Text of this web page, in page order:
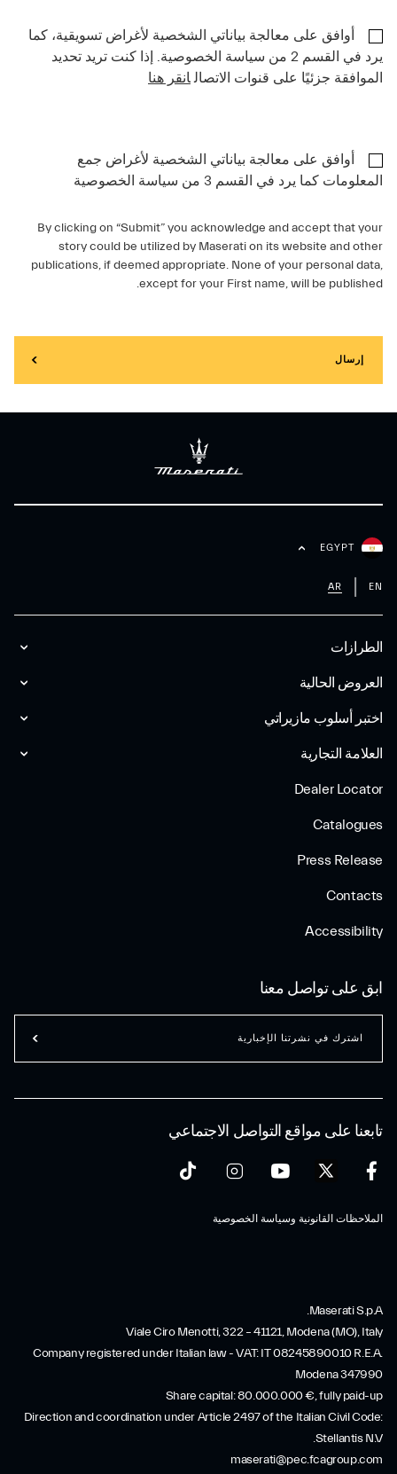
أوافق على معالجة بياناتي الشخصية لأغراض تسويقية، كما
يرد في القسم 2 من سياسة الخصوصية. إذا كنت تريد تحديد
الموافقة جزئيًا على قنوات الاتصال انقر هنا
أوافق على معالجة بياناتي الشخصية لأغراض جمع
المعلومات كما يرد في القسم 3 من سياسة الخصوصية
By clicking on “Submit” you acknowledge and accept that your
story could be utilized by Maserati on its website and other
publications, if deemed appropriate. None of your personal data,
except for your First name, will be published.
إرسال
الطرازات
العروض الحالية
اختبر أسلوب مازیراتي
العلامة التجارية
Dealer Locator
Catalogues
Press Release
Contacts
Accessibility
EGYPT
EN
AR
تابعنا على مواقع التواصل الاجتماعي
الملاحظات القانونية وسياسة الخصوصية
ابق على تواصل معنا
اشترك في نشرتنا الإخبارية
Maserati S.p.A.
Viale Ciro Menotti, 322 – 41121, Modena (MO), Italy
Company registered under Italian law - VAT: IT 08245890010 R.E.A.
Modena 347990
Share capital: 80.000.000 €, fully paid-up
Direction and coordination under Article 2497 of the Italian Civil Code:
Stellantis N.V.
maserati@pec.fcagroup.com